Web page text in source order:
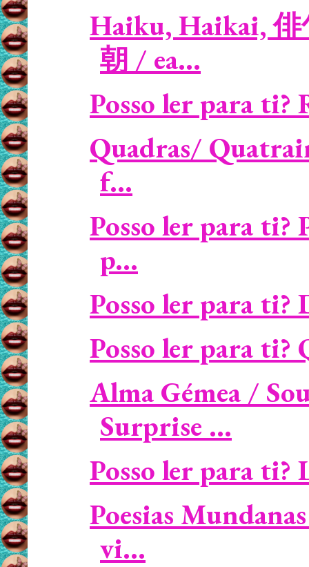
Haiku, Haikai, 俳
朝 / ea...
Posso ler para
Quadras/
f...
Posso ler para ti?
p...
Posso ler para
Posso ler para ti?
Alma Gémea /
Surprise ...
Posso ler para ti?
Poesias
vi...